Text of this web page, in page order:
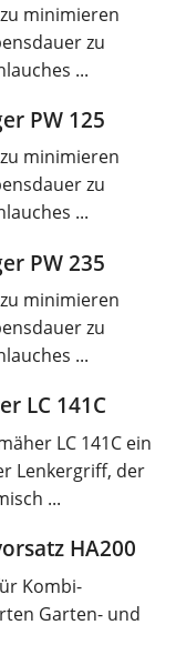
minimieren
zu
...
PW 125
minimieren
zu
...
PW 235
minimieren
zu
...
LC 141C
LC 141C ein
Lenkergriff, der
...
HA200
Kombi-
Garten- und